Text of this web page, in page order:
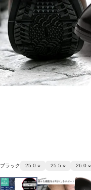
ブラック 25.0 ○ 25.5 ○ 26.0 ○